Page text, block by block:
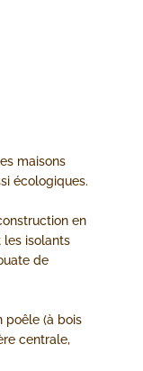
maisons
écologiques.
en
les isolants
de
poêle (à bois
centrale,